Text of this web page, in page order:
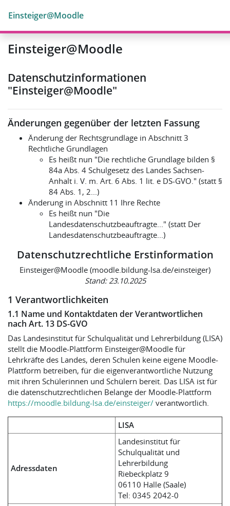
Einsteiger@Moodle
Einsteiger@Moodle
Datenschutzinformationen
"Einsteiger@Moodle"
Änderungen gegenüber der letzten Fassung
Änderung der Rechtsgrundlage in Abschnitt 3
Rechtliche Grundlagen
Es heißt nun "Die rechtliche Grundlage bilden §
84a Abs. 4 Schulgesetz des Landes Sachsen-
Anhalt i. V. m. Art. 6 Abs. 1 lit. e DS-GVO." (statt §
84 Abs. 1, 2...)
Änderung in Abschnitt 11 Ihre Rechte
Es heißt nun "Die
Landesdatenschutzbeauftragte..." (statt Der
Landesdatenschutzbeauftragte...)
Datenschutzrechtliche Erstinformation
Einsteiger@Moodle (moodle.bildung-lsa.de/einsteiger)
Stand: 23.10.2025
1 Verantwortlichkeiten
1.1 Name und Kontaktdaten der Verantwortlichen
nach Art. 13 DS-GVO
Das Landesinstitut für Schulqualität und Lehrerbildung (LISA)
stellt die Moodle-Plattform Einsteiger@Moodle für
Lehrkräfte des Landes, deren Schulen keine eigene Moodle-
Plattform betreiben, für die eigenverantwortliche Nutzung
mit ihren Schülerinnen und Schülern bereit. Das LISA ist für
die datenschutzrechtlichen Belange der Moodle-Plattform
https://moodle.bildung-lsa.de/einsteiger/ verantwortlich.
LISA
Adressdaten
Landesinstitut für
Schulqualität und
Lehrerbildung
Riebeckplatz 9
06110 Halle (Saale)
Tel: 0345 2042-0